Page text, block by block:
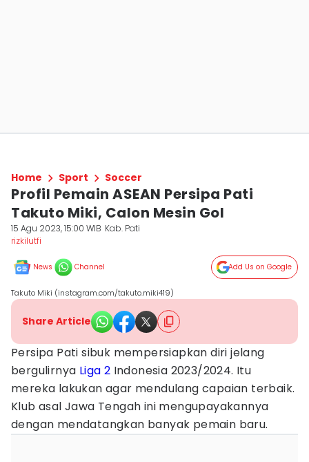
Home Sport Soccer
Profil Pemain ASEAN Persipa Pati
Takuto Miki, Calon Mesin Gol
15 Agu 2023, 15:00 WIB Kab. Pati
rizkilutfi
News Channel Add Us on Google
Takuto Miki (instagram.com/takuto.miki419)
Share Article
Persipa Pati sibuk mempersiapkan diri jelang
bergulirnya Liga 2 Indonesia 2023/2024. Itu
mereka lakukan agar mendulang capaian terbaik.
Klub asal Jawa Tengah ini mengupayakannya
dengan mendatangkan banyak pemain baru.